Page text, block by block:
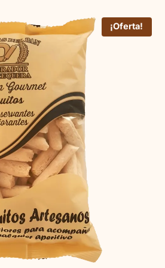
¡Oferta!